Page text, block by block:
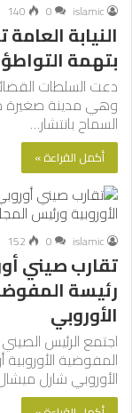
islamic
0
140
النيابة
بتهمة
دعت السلطات
وهي مدينة صغيرة
السماح بانتشار…
أكمل القراءة »
islamic
0
152
تقارب صيني
رئيسة
الأوروبي
اجتمع الرئيس
المفوضية
الأوروبي شارل